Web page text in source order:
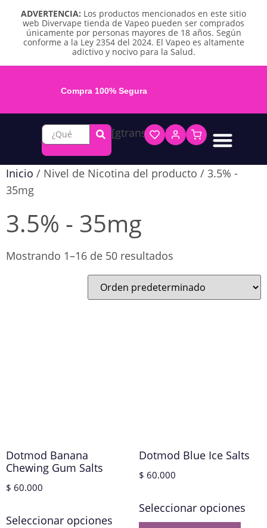
ADVERTENCIA: Los productos mencionados en este sitio
web Divervape tienda de Vapeo pueden ser comprados
únicamente por personas mayores de 18 años. Según
conforme a la Ley 2354 del 2024. El Vapeo es altamente
adictivo y nocivo para la Salud.
Compra 100% Segura
[gtranslate]
Inicio / Nivel de Nicotina del producto / 3.5% -
35mg
3.5% - 35mg
Mostrando 1–16 de 50 resultados
Dotmod Banana
Chewing Gum Salts
$ 60.000
Seleccionar opciones
Dotmod Blue Ice Salts
$ 60.000
Seleccionar opciones